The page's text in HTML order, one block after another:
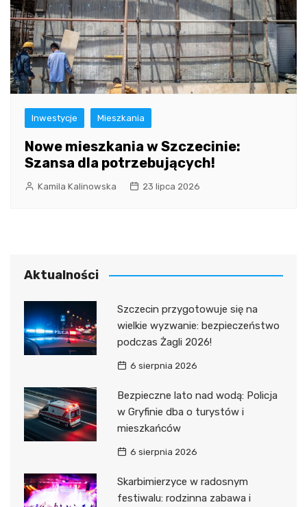
Inwestycje Mieszkania
Nowe mieszkania w Szczecinie:
Szansa dla potrzebujących!
Kamila Kalinowska 23 lipca 2026
Aktualności
Szczecin przygotowuje się na
wielkie wyzwanie: bezpieczeństwo
podczas Żagli 2026!
6 sierpnia 2026
Bezpieczne lato nad wodą: Policja
w Gryfinie dba o turystów i
mieszkańców
6 sierpnia 2026
Skarbimierzyce w radosnym
festiwalu: rodzinna zabawa i